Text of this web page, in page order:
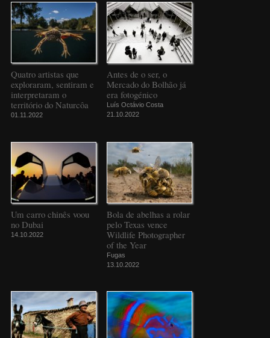
Quatro artistas que
exploraram, sentiram e
interpretaram o
território do Naturcôa
01.11.2022
Antes de o ser, o
Mercado do Bolhão já
era fotogénico
Luís Octávio Costa
21.10.2022
Um carro chinês voou
no Dubai
14.10.2022
Bola de abelhas a rolar
pelo Texas vence
Wildlife Photographer
of the Year
Fugas
13.10.2022